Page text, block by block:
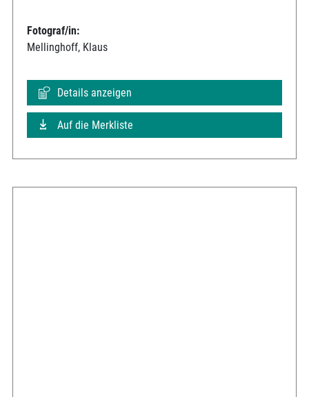
Fotograf/in:
Mellinghoff, Klaus
Details anzeigen
Auf die Merkliste